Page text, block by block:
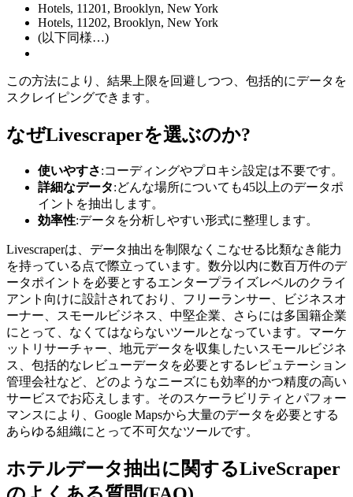
Hotels, 11201, Brooklyn, New York
Hotels, 11202, Brooklyn, New York
(以下同様…)
この方法により、結果上限を回避しつつ、包括的にデータを
スクレイピングできます。
なぜLivescraperを選ぶのか?
使いやすさ:コーディングやプロキシ設定は不要です。
詳細なデータ:どんな場所についても45以上のデータポ
イントを抽出します。
効率性:データを分析しやすい形式に整理します。
Livescraperは、データ抽出を制限なくこなせる比類なき能力
を持っている点で際立っています。数分以内に数百万件のデ
ータポイントを必要とするエンタープライズレベルのクライ
アント向けに設計されており、フリーランサー、ビジネスオ
ーナー、スモールビジネス、中堅企業、さらには多国籍企業
にとって、なくてはならないツールとなっています。マーケ
ットリサーチャー、地元データを収集したいスモールビジネ
ス、包括的なレビューデータを必要とするレピュテーション
管理会社など、どのようなニーズにも効率的かつ精度の高い
サービスでお応えします。そのスケーラビリティとパフォー
マンスにより、Google Mapsから大量のデータを必要とする
あらゆる組織にとって不可欠なツールです。
ホテルデータ抽出に関するLiveScraper